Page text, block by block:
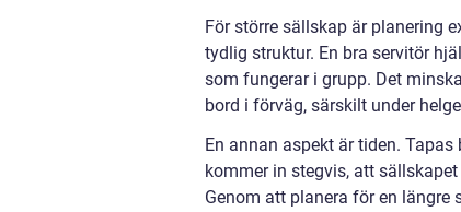
För större sällskap är planering
tydlig struktur. En bra servitör
som fungerar i grupp. Det
bord i förväg, särskilt under
En annan aspekt är tiden.
kommer in stegvis, att
Genom att planera för en